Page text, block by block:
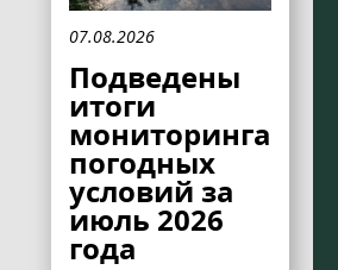
07.08.2026
Подведены
итоги
мониторинга
погодных
условий за
июль 2026
года